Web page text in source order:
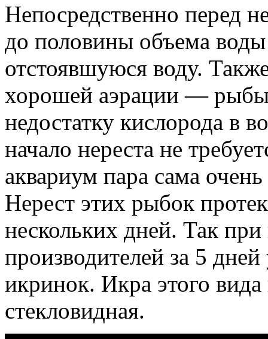
Непосредственно перед
до половины объема
отстоявшуюся воду.
хорошей аэрации — рыбы
недостатку кислорода в
начало нереста не
аквариум пара сама
Нерест этих рыбок
нескольких дней. Так
производителей за 5
икринок. Икра этого
стекловидная.